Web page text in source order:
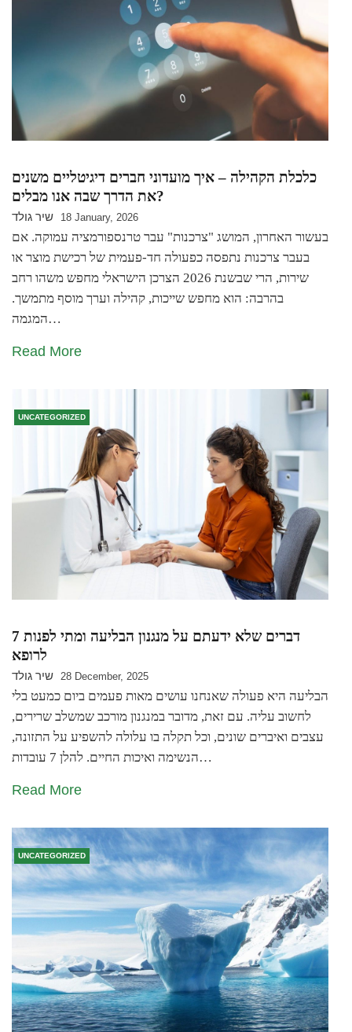
כלכלת הקהילה – איך מועדוני חברים דיגיטליים משנים
את הדרך שבה אנו מבלים?
שיר גולד 18 January, 2026
בעשור האחרון, המושג "צרכנות" עבר טרנספורמציה עמוקה. אם
בעבר צרכנות נתפסה כפעולה חד-פעמית של רכישת מוצר או
שירות, הרי שבשנת 2026 הצרכן הישראלי מחפש משהו רחב
בהרבה: הוא מחפש שייכות, קהילה וערך מוסף מתמשך.
המגמה…
Read More
UNCATEGORIZED
7 דברים שלא ידעתם על מנגנון הבליעה ומתי לפנות
לרופא
שיר גולד 28 December, 2025
הבליעה היא פעולה שאנחנו עושים מאות פעמים ביום כמעט בלי
לחשוב עליה. עם זאת, מדובר במנגנון מורכב שמשלב שרירים,
עצבים ואיברים שונים, וכל תקלה בו עלולה להשפיע על התזונה,
הנשימה ואיכות החיים. להלן 7 עובדות…
Read More
UNCATEGORIZED